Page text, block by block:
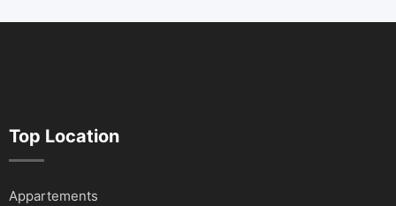
Top Location
Appartements